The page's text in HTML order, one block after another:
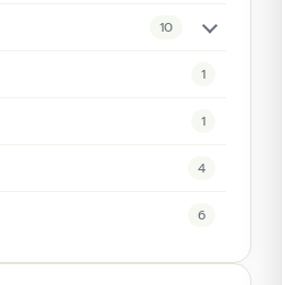
10
51
1
4
6